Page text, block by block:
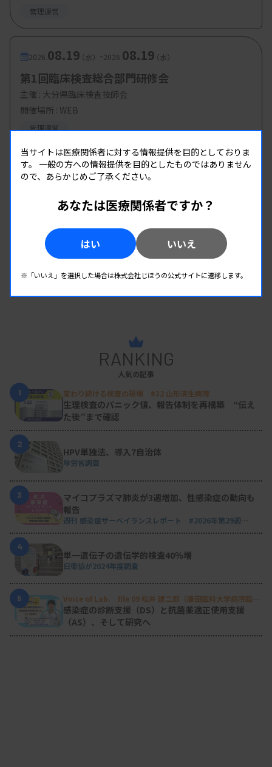
管理運営
2026. 08.19（水） -2026. 08.19（水）
第1回臨床検査総合部門研修会
主催 : 大分県臨床検査技師会
開催場所 : WEB
管理運営
RANKING
人気の記事
1
変わり続ける検査の現場 #32 山形済生病院
生理検査のパニック値、報告体制を再構築 “伝え
た後”まで確認
2
HPV単独法、導入7自治体
厚労省調査
3
マイコプラズマ肺炎が3週増加、性感染症の動向も
報告
週刊 感染症サーベイランスレポート #2026年第29週
4
単一遺伝子の遺伝学的検査40％増
日衛協が2024年度調査
5
Voice of Lab. file 09 松井 建二郎（藤田医科大学病院臨床
検査部微生物遺伝子検査室）
感染症の診断支援（DS）と抗菌薬適正使用支援
（AS）、そして研究へ
当サイトは医療関係者に対する情報提供を目的としておりま
す。 一般の方への情報提供を目的としたものではありません
ので、あらかじめご了承ください。
あなたは医療関係者ですか？
はい いいえ
※「いいえ」を選択した場合は株式会社じほうの公式サイトに遷移します。